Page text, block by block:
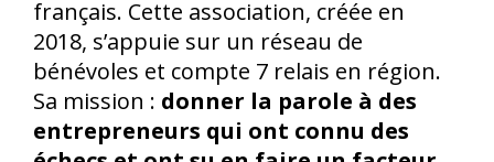
français. Cette association, créée en
2018, s’appuie sur un réseau de
bénévoles et compte 7 relais en région.
Sa mission : donner la parole à des
entrepreneurs qui ont connu des